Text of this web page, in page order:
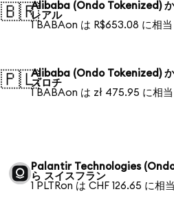
🇧🇷Alibaba (Ondo Tokenized) か
レアル
1 BABAon は R$653.08 に相当
🇵🇱Alibaba (Ondo Tokenized) か
ズロチ
1 BABAon は zł 475.95 に相当
Palantir Technologies
ら スイスフラン
1 PLTRon は CHF 126.65 に相当